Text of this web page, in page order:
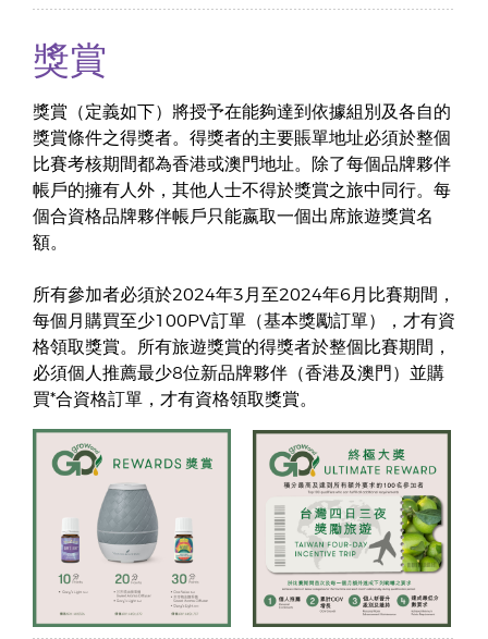
獎賞
獎賞（定義如下）將授予在能夠達到依據組別及各自的
獎賞條件之得獎者。得獎者的主要賬單地址必須於整個
比賽考核期間都為香港或澳門地址。除了每個品牌夥伴
帳戶的擁有人外，其他人士不得於獎賞之旅中同行。每
個合資格品牌夥伴帳戶只能嬴取一個出席旅遊獎賞名
額。
所有參加者必須於2024年3月至2024年6月比賽期間，
每個月購買至少100PV訂單（基本獎勵訂單），才有資
格領取獎賞。所有旅遊獎賞的得獎者於整個比賽期間，
必須個人推薦最少8位新品牌夥伴（香港及澳門）並購
買*合資格訂單，才有資格領取獎賞。